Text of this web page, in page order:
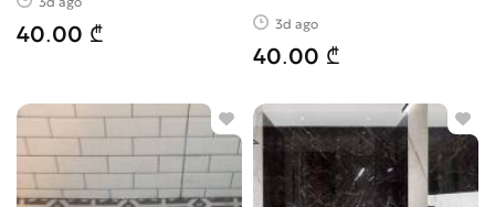
40.00 ₾ 3d ago
40.00 ₾